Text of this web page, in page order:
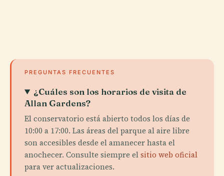
PREGUNTAS FRECUENTES
¿Cuáles son los horarios de visita de
Allan Gardens?
El conservatorio está abierto todos los días de
10:00 a 17:00. Las áreas del parque al aire libre
son accesibles desde el amanecer hasta el
anochecer. Consulte siempre elsitio web oficial
para ver actualizaciones.